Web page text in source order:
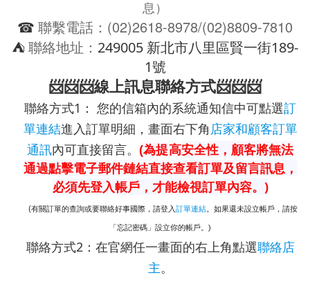
息）
☎ 聯繫電話： (02)2618-8978/(02)8809-7810
⛺ 聯絡地址： 249005 新北市八里區賢一街189-
1號
📨📨📨線上訊息聯絡方式📨📨📨
聯絡方式1： 您的信箱內的系統通知信中可點選訂
單連結進入訂單明細，畫面右下角 店家和顧客訂單
通訊內可直接留言。 (為提高安全性，顧客將無法
通過點擊電子郵件鏈結直接查看訂單及留言訊息，
必須先登入帳戶，才能檢視訂單內容。)
(有關訂單的查詢或要聯絡好事國際，請登入訂單連結 如果還未設立帳戶，請按
「忘記密碼」設立你的帳戶。)
聯絡方式2：在官網任一畫面的右上角點選聯絡店
主。